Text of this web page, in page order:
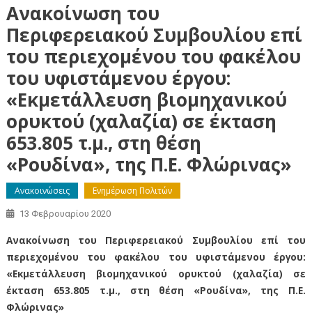
Ανακοίνωση του
Περιφερειακού Συμβουλίου επί
του περιεχομένου του φακέλου
του υφιστάμενου έργου:
«Εκμετάλλευση βιομηχανικού
ορυκτού (χαλαζία) σε έκταση
653.805 τ.μ., στη θέση
«Ρουδίνα», της Π.Ε. Φλώρινας»
Ανακοινώσεις Ενημέρωση Πολιτών
13 Φεβρουαρίου 2020
Ανακοίνωση του Περιφερειακού Συμβουλίου επί του
περιεχομένου του φακέλου του υφιστάμενου έργου:
«Εκμετάλλευση βιομηχανικού ορυκτού (χαλαζία) σε
έκταση 653.805 τ.μ., στη θέση «Ρουδίνα», της Π.Ε.
Φλώρινας»